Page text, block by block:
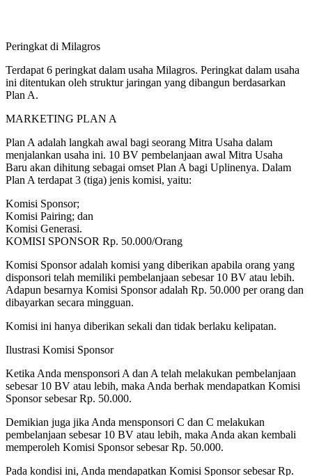
Peringkat di Milagros
Terdapat 6 peringkat dalam usaha Milagros. Peringkat dalam usaha
ini ditentukan oleh struktur jaringan yang dibangun berdasarkan
Plan A.
MARKETING PLAN A
Plan A adalah langkah awal bagi seorang Mitra Usaha dalam
menjalankan usaha ini. 10 BV pembelanjaan awal Mitra Usaha
Baru akan dihitung sebagai omset Plan A bagi Uplinenya. Dalam
Plan A terdapat 3 (tiga) jenis komisi, yaitu:
Komisi Sponsor;
Komisi Pairing; dan
Komisi Generasi.
KOMISI SPONSOR Rp. 50.000/Orang
Komisi Sponsor adalah komisi yang diberikan apabila orang yang
disponsori telah memiliki pembelanjaan sebesar 10 BV atau lebih.
Adapun besarnya Komisi Sponsor adalah Rp. 50.000 per orang dan
dibayarkan secara mingguan.
Komisi ini hanya diberikan sekali dan tidak berlaku kelipatan.
Ilustrasi Komisi Sponsor
Ketika Anda mensponsori A dan A telah melakukan pembelanjaan
sebesar 10 BV atau lebih, maka Anda berhak mendapatkan Komisi
Sponsor sebesar Rp. 50.000.
Demikian juga jika Anda mensponsori C dan C melakukan
pembelanjaan sebesar 10 BV atau lebih, maka Anda akan kembali
memperoleh Komisi Sponsor sebesar Rp. 50.000.
Pada kondisi ini, Anda mendapatkan Komisi Sponsor sebesar Rp.